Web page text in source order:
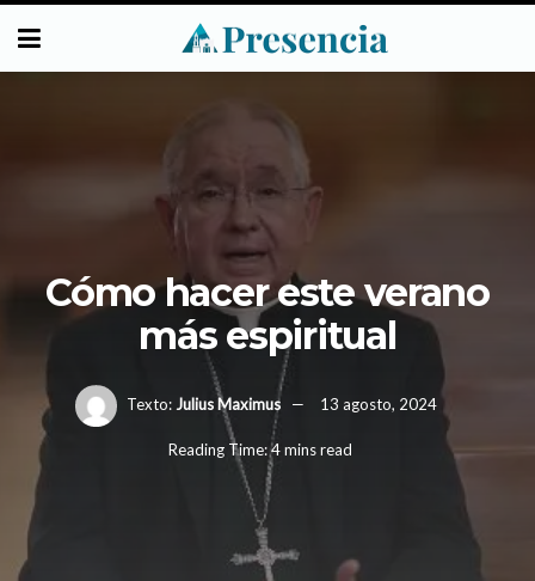
Cómo hacer este verano
más espiritual
Texto: Julius Maximus 13 agosto, 2024
Reading Time: 4 mins read